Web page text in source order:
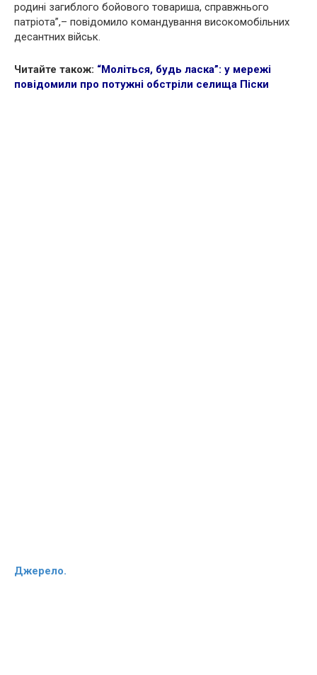
родині загиблого бойового товариша, справжнього
патріота”,– повідомило командування високомобільних
десантних військ.
Читайте також: “Моліться, будь ласка”: у мережі
повідомили про потужні обстріли селища Піски
Джерело.